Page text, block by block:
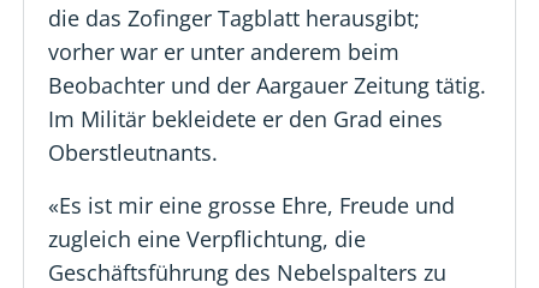
die das Zofinger Tagblatt herausgibt;
vorher war er unter anderem beim
Beobachter und der Aargauer Zeitung tätig.
Im Militär bekleidete er den Grad eines
Oberstleutnants.
«Es ist mir eine grosse Ehre, Freude und
zugleich eine Verpflichtung, die
Geschäftsführung des Nebelspalters zu